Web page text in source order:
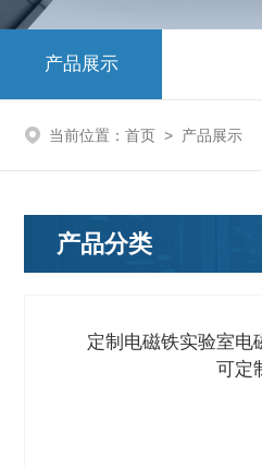
产品展示
当前位置： 首页 > 产品展示
产品分类
定制电磁铁实验室电
可定